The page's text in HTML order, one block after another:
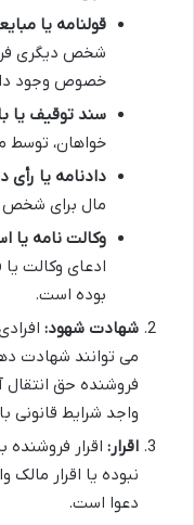
قولنامه یا
شخص دیگری
خصوص وجود
سند توقیف یا
خواهان، توسط
دادنامه یا رأی
مال برای شخص
وکالت نامه یا
ادعای وکالت
بوده است.
شهادت شهود:
می توانند شهادت
فروشنده حق
واجد شرایط قانونی
اقرار: اقرار
نبوده یا اقرار
دعوا است.